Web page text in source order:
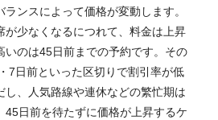
ンスによって価格が変動します。
が少なくなるにつれて、料金は上昇
いのは45日前までの予約です。その
7日前といった区切りで割引率が低
し、人気路線や連休などの繁忙期は
45日前を待たずに価格が上昇するケ